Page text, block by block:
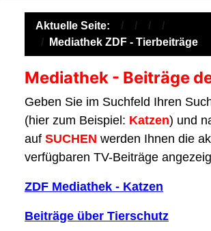
Aktuelle Seite:
Mediathek ZDF - Tierbeiträge
Mediathek - Beiträge
Geben Sie im Suchfeld Ihren
(hier zum Beispiel: Katzen) und
auf SUCHEN werden Ihnen die
verfügbaren TV-Beiträge
ZDF Mediathek - Katzen
Beiträge über Tierschutz